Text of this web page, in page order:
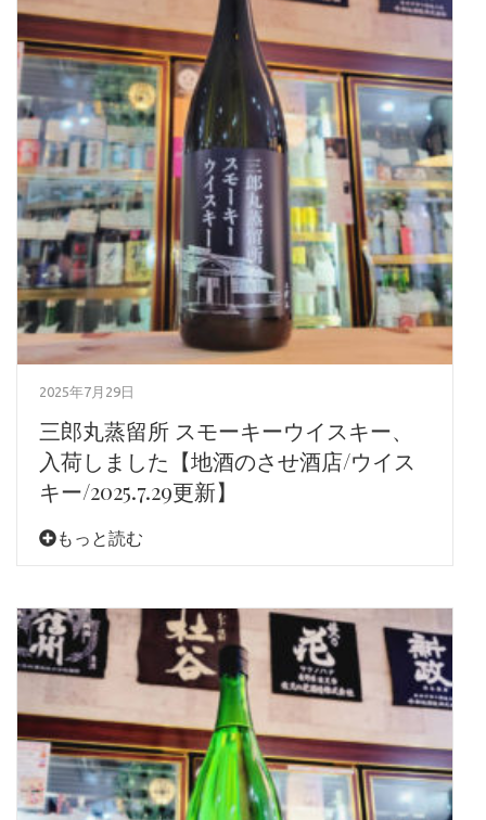
2025年7月29日
三郎丸蒸留所 スモーキーウイスキー、
入荷しました【地酒のさせ酒店/ウイス
キー/2025.7.29更新】
もっと読む